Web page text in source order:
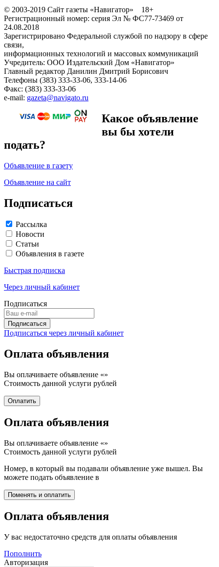
© 2003-2019 Сайт газеты «Навигатор» 18+
Регистрационный номер: серия Эл № ФС77-73469 от
24.08.2018
Зарегистрировано Федеральной службой по надзору в сфере
связи,
информационных технологий и массовых коммуникаций
Учредитель: ООО Издательский Дом «Навигатор»
Главный редактор Данилин Дмитрий Борисович
Телефоны (383) 333-33-06, 333-14-06
Факс: (383) 333-33-06
e-mail: gazeta@navigato.ru
Какое объявление
вы бы хотели
подать?
Объявление в газету
Объявление на сайт
Подписаться
Рассылка
Новости
Статьи
Объявления в газете
Быстрая подписка
Через личный кабинет
Подписаться
Подписаться через личный кабинет
Оплата объявления
Вы оплачиваете объявление «»
Стоимость данной услуги рублей
Оплата объявления
Вы оплачиваете объявление «»
Стоимость данной услуги рублей
Номер, в который вы подавали объявление уже вышел. Вы
можете подать объявление в
Оплата объявления
У вас недостаточно средств для оплаты объявления
Пополнить
Авторизация